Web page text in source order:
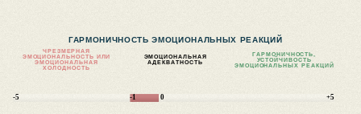
ГАРМОНИЧНОСТЬ ЭМОЦИОНАЛЬНЫХ РЕАКЦИЙ
ЧРЕЗМЕРНАЯ
ЭМОЦИОНАЛЬНОСТЬ ИЛИ
ЭМОЦИОНАЛЬНАЯ
ХОЛОДНОСТЬ
ЭМОЦИОНАЛЬНАЯ
АДЕКВАТНОСТЬ
ГАРМОНИЧНОСТЬ,
УСТОЙЧИВОСТЬ
ЭМОЦИОНАЛЬНЫХ РЕАКЦИЙ
-5 -1 0 +5